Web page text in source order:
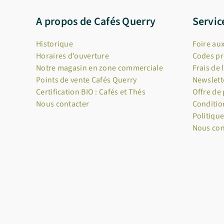
A propos de Cafés Querry
Historique
Horaires d’ouverture
Notre magasin en zone commerciale
Points de vente Cafés Querry
Certification BIO : Cafés et Thés
Nous contacter
Foire
Codes
Frais de
Offre de
Nous